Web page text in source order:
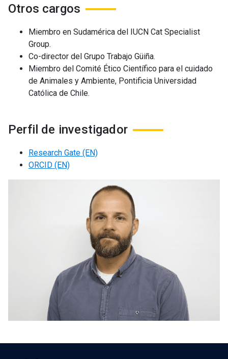
Otros cargos
Miembro en Sudamérica del IUCN Cat Specialist
Group.
Co-director del Grupo Trabajo Güiña.
Miembro del Comité Ético Científico para el cuidado
de Animales y Ambiente, Pontificia Universidad
Católica de Chile.
Perfil de investigador
Research Gate (EN)
ORCID (EN)